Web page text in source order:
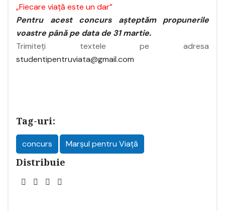
„Fiecare viață este un dar”
Pentru acest concurs aşteptăm propunerile
voastre până pe data de 31 martie.
Trimiteți textele pe adresa
studentipentruviata@gmail.com
Tag-uri:
concurs Marșul pentru Viață
Distribuie